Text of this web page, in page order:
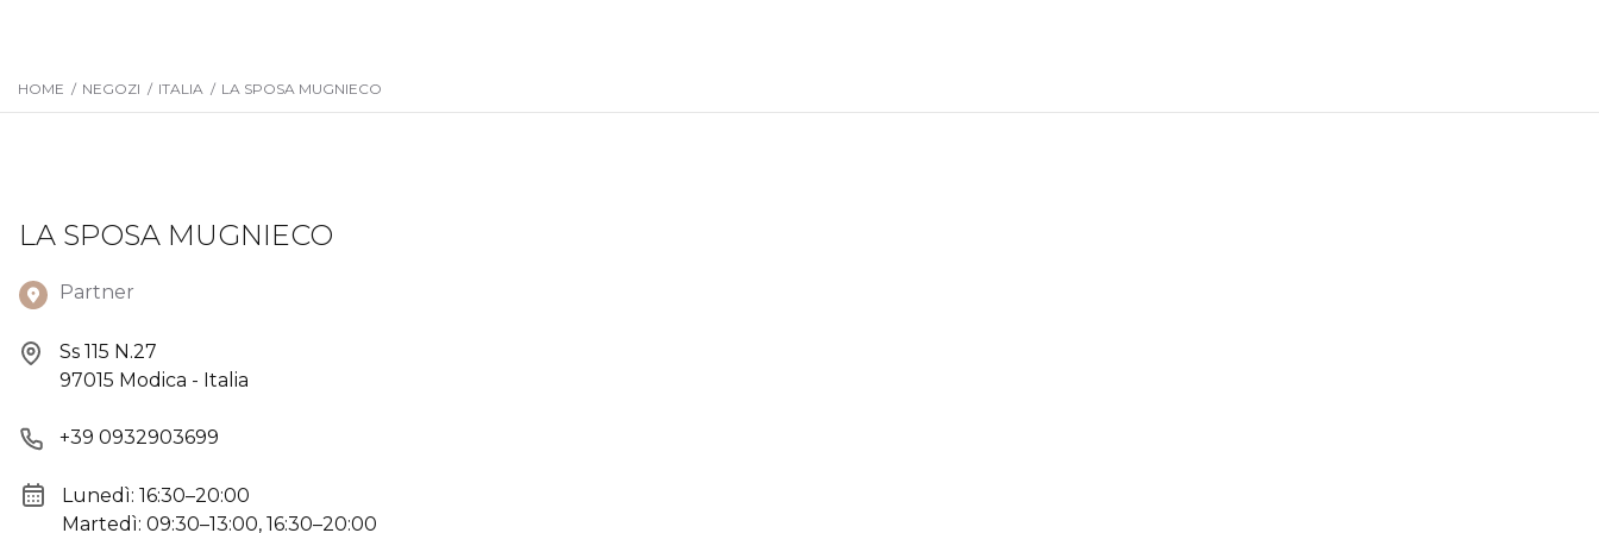
HOME / NEGOZI / ITALIA / LA SPOSA MUGNIECO
LA SPOSA MUGNIECO
Partner
Ss 115 N.27
97015 Modica - Italia
+39 0932903699
Lunedì: 16:30–20:00
Martedì: 09:30–13:00, 16:30–20:00